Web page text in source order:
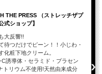
THE PRESS （ストレッチザプ
式ショップ】
大反響!!
待つだけでピーン！！小じわ・
化粧下地クリーム。
誘導体・セラミド・プラセン
トリウム不使用!天然由来成分